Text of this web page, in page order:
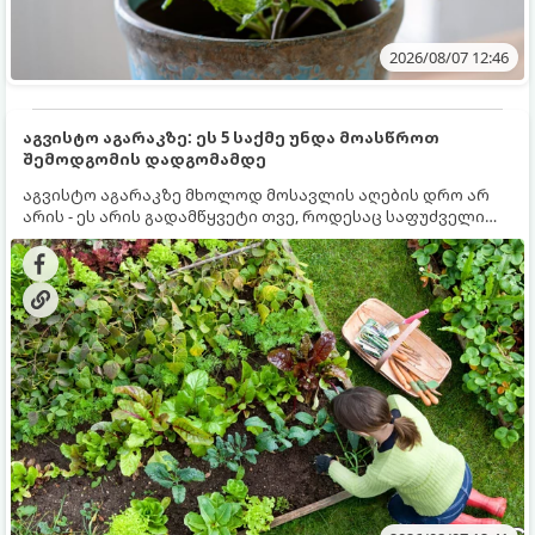
2026/08/07 12:46
აგვისტო აგარაკზე: ეს 5 საქმე უნდა მოასწროთ
შემოდგომის დადგომამდე
აგვისტო აგარაკზე მხოლოდ მოსავლის აღების დრო არ
არის - ეს არის გადამწყვეტი თვე, როდესაც საფუძველი
ეყრება მომავალი წლის მოსავალს და ბაღი მზადდება
შემოდგომა-ზამთრის სეზონისთვის. იმისათვის, რომ
ნიადაგმა ენერგია აღიდგინოს, ხოლო მცენარეებმა
ზამთარს გაუძლონ, აგვისტოს ბოლომდე 5
მნიშვნელოვანი საქმის გაკეთება უნდა მოასწროთ: